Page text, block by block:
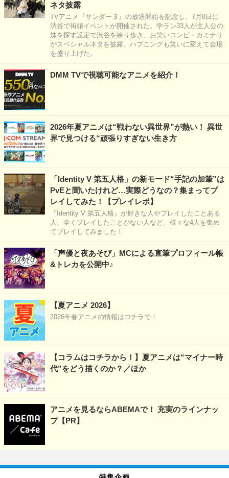
ネタ披露
TVアニメ『サンダー３』の放送開始を記念し、7月8日に
渋谷で街頭イベントが開催された。学ラン33人が主人公の
妹を探す設定で渋谷を練り歩き、お笑いコンビ・カミナリ
がスペシャルネタを披露。ハプニングも笑いに変えて会場
を盛り上げた。
DMM TVで視聴可能なアニメを紹介！
2026年夏アニメは“戦わない異世界”が熱い！ 異世
界で見つける“頑張りすぎない生き方
「Identity V 第五人格」の新モード“手記の加筆”は
PvEと聞いたけれど…実際どうなの？集まってプ
レイしてみた！【プレイレポ】
『Identity V 第五人格』が好きな人やプレイしたことある
人、全くプレイしたことがない人など、様々な4人を集め
てプレイしてみました！
「声優と夜あそび」MCによる直筆プロフィール帳
&トレカを公開中♪
【夏アニメ 2026】
2026年春アニメの情報はコチラで！
【コラムはコチラから！】夏アニメは“マイナー時
代”をどう描くのか？／ほか
アニメを見るならABEMAで！ 充実のラインナッ
プ【PR】